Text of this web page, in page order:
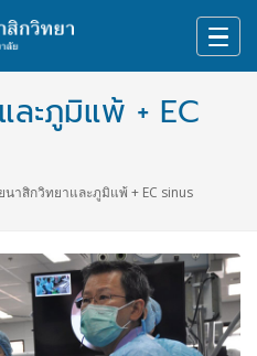
ะภูมิแพ้ + EC
นาสิกวิทยาและภูมิแพ้ + EC sinus